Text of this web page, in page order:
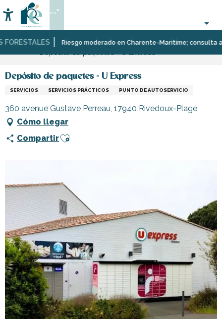
au
contenu
principal
Riesgo moderado en Charente-Maritime; consulta
Accessibilité
Buscar
--°
Página Web InfórmeseTiendasTiendas
Depósito de paquetes - U Express
SERVICIOS SERVICIOS PRÁCTICOS PUNTO DE AUTOSERVICIO
360 avenue Gustave Perreau, 17940 Rivedoux-Plage
Cómo llegar
CompartirAjouter aux favoris